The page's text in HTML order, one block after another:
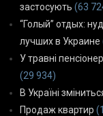
застосують (63
“Голый” отдых:
лучших в Украине
У травні
(29 934)
В Україні
Продаж квартир